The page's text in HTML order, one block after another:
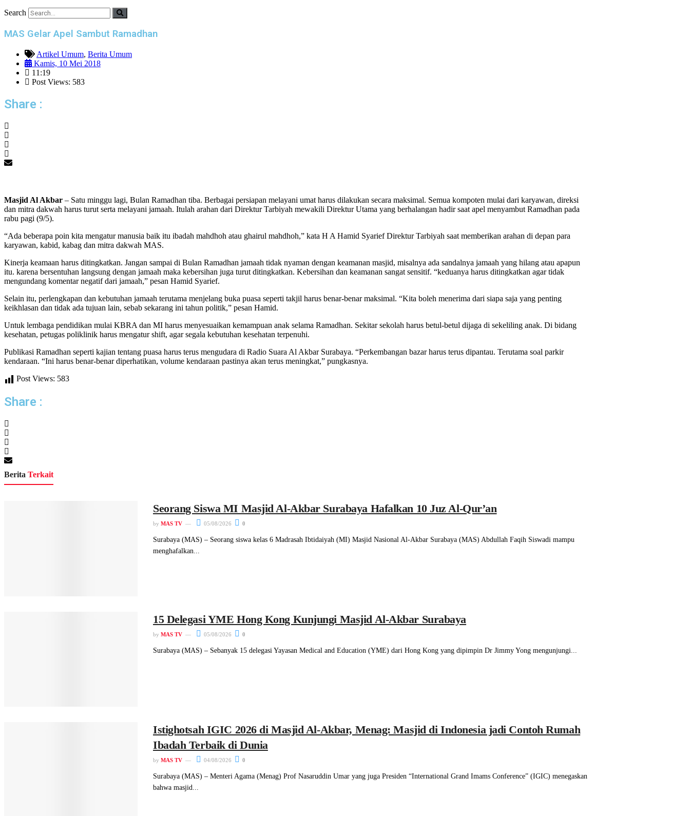
Search
MAS Gelar Apel Sambut Ramadhan
Artikel Umum, Berita Umum
Kamis, 10 Mei 2018
11:19
Post Views: 583
Share :
Masjid Al Akbar – Satu minggu lagi, Bulan Ramadhan tiba. Berbagai persiapan melayani umat harus dilakukan secara maksimal. Semua kompoten mulai dari karyawan, direksi
dan mitra dakwah harus turut serta melayani jamaah. Itulah arahan dari Direktur Tarbiyah mewakili Direktur Utama yang berhalangan hadir saat apel menyambut Ramadhan pada
rabu pagi (9/5).
“Ada beberapa poin kita mengatur manusia baik itu ibadah mahdhoh atau ghairul mahdhoh,” kata H A Hamid Syarief Direktur Tarbiyah saat memberikan arahan di depan para
karyawan, kabid, kabag dan mitra dakwah MAS.
Kinerja keamaan harus ditingkatkan. Jangan sampai di Bulan Ramadhan jamaah tidak nyaman dengan keamanan masjid, misalnya ada sandalnya jamaah yang hilang atau apapun
itu. karena bersentuhan langsung dengan jamaah maka kebersihan juga turut ditingkatkan. Kebersihan dan keamanan sangat sensitif. “keduanya harus ditingkatkan agar tidak
mengundang komentar negatif dari jamaah,” pesan Hamid Syarief.
Selain itu, perlengkapan dan kebutuhan jamaah terutama menjelang buka puasa seperti takjil harus benar-benar maksimal. “Kita boleh menerima dari siapa saja yang penting
keikhlasan dan tidak ada tujuan lain, sebab sekarang ini tahun politik,” pesan Hamid.
Untuk lembaga pendidikan mulai KBRA dan MI harus menyesuaikan kemampuan anak selama Ramadhan. Sekitar sekolah harus betul-betul dijaga di sekeliling anak. Di bidang
kesehatan, petugas poliklinik harus mengatur shift, agar segala kebutuhan kesehatan terpenuhi.
Publikasi Ramadhan seperti kajian tentang puasa harus terus mengudara di Radio Suara Al Akbar Surabaya. “Perkembangan bazar harus terus dipantau. Terutama soal parkir
kendaraan. “Ini harus benar-benar diperhatikan, volume kendaraan pastinya akan terus meningkat,” pungkasnya.
Post Views: 583
Share :
Berita Terkait
Seorang Siswa MI Masjid Al-Akbar Surabaya Hafalkan 10 Juz Al-Qur’an
by MAS TV 05/08/2026 0
Surabaya (MAS) – Seorang siswa kelas 6 Madrasah Ibtidaiyah (MI) Masjid Nasional Al-Akbar Surabaya (MAS) Abdullah Faqih Siswadi mampu
menghafalkan...
15 Delegasi YME Hong Kong Kunjungi Masjid Al-Akbar Surabaya
by MAS TV 05/08/2026 0
Surabaya (MAS) – Sebanyak 15 delegasi Yayasan Medical and Education (YME) dari Hong Kong yang dipimpin Dr Jimmy Yong mengunjungi...
Istighotsah IGIC 2026 di Masjid Al-Akbar, Menag: Masjid di Indonesia jadi Contoh Rumah
Ibadah Terbaik di Dunia
by MAS TV 04/08/2026 0
Surabaya (MAS) – Menteri Agama (Menag) Prof Nasaruddin Umar yang juga Presiden “International Grand Imams Conference” (IGIC) menegaskan
bahwa masjid...